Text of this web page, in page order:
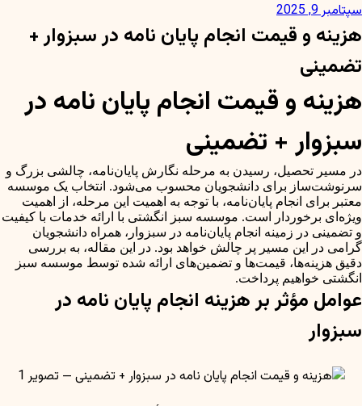
سپتامبر 9, 2025
هزینه و قیمت انجام پایان نامه در سبزوار +
تضمینی
هزینه و قیمت انجام پایان نامه در
سبزوار + تضمینی
در مسیر تحصیل، رسیدن به مرحله نگارش پایان‌نامه، چالشی بزرگ و
سرنوشت‌ساز برای دانشجویان محسوب می‌شود. انتخاب یک موسسه
معتبر برای انجام پایان‌نامه، با توجه به اهمیت این مرحله، از اهمیت
ویژه‌ای برخوردار است. موسسه سبز انگشتی با ارائه خدمات با کیفیت
و تضمینی در زمینه انجام پایان‌نامه در سبزوار، همراه دانشجویان
گرامی در این مسیر پر چالش خواهد بود. در این مقاله، به بررسی
دقیق هزینه‌ها، قیمت‌ها و تضمین‌های ارائه شده توسط موسسه سبز
انگشتی خواهیم پرداخت.
عوامل مؤثر بر هزینه انجام پایان نامه در
سبزوار